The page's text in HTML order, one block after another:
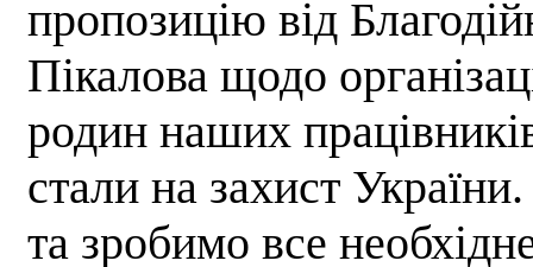
пропозицію від
Пікалова щодо
родин наших
стали на захист
та зробимо все